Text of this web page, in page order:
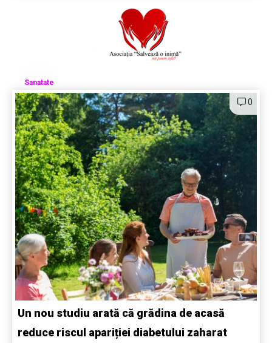
Sanatate
0
Un nou studiu arată că grădina de acasă
reduce riscul apariției diabetului zaharat